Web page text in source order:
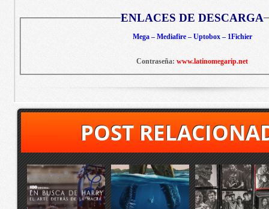
ENLACES DE DESCARGA
Mega – Mediafire – Uptobox – 1Fichier
Contraseña: www.latinomegarip.net
POST